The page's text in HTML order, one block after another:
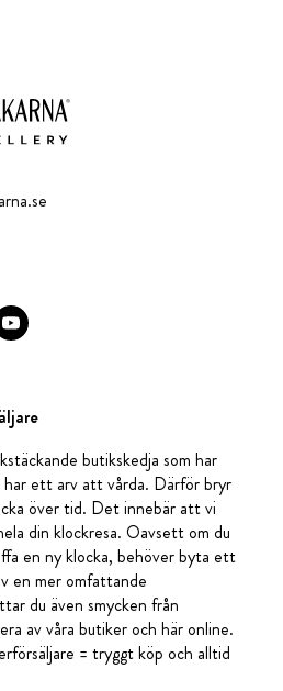
butikskedja som har
ett arv att vårda. Därför bryr
över tid. Det innebär att vi
din klockresa. Oavsett om du
en ny klocka, behöver byta ett
en mer omfattande
du även smycken från
av våra butiker och här online.
= tryggt köp och alltid